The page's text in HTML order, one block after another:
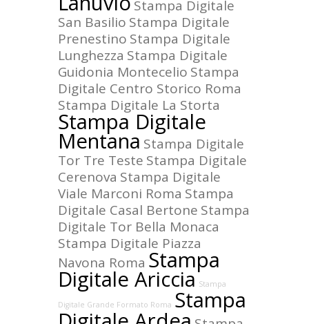
Stampa Digitale
San Basilio Stampa Digitale
Prenestino Stampa Digitale
Lunghezza Stampa Digitale
Guidonia Montecelio Stampa
Digitale Centro Storico Roma
Stampa Digitale La Storta
Stampa Digitale
Mentana Stampa Digitale
Tor Tre Teste Stampa Digitale
Cerenova Stampa Digitale
Viale Marconi Roma Stampa
Digitale Casal Bertone Stampa
Digitale Tor Bella Monaca
Stampa Digitale Piazza
Navona Roma Stampa
Digitale Ariccia Stampa
Digitale Grande Formato Roma Stampa